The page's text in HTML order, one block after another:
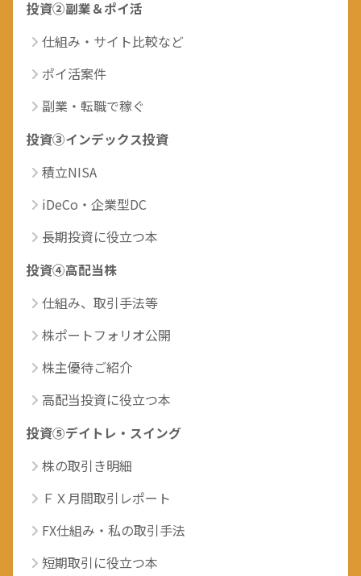
投資②副業＆ポイ活
仕組み・サイト比較など
ポイ活案件
副業・転職で稼ぐ
投資③インデックス投資
積立NISA
iDeCo・企業型DC
長期投資に役立つ本
投資④高配当株
仕組み、取引手法等
株ポートフォリオ公開
株主優待ご紹介
高配当投資に役立つ本
投資⑤デイトレ・スイング
株の取引き明細
ＦＸ月間取引レポート
FX仕組み・私の取引手法
短期取引に役立つ本